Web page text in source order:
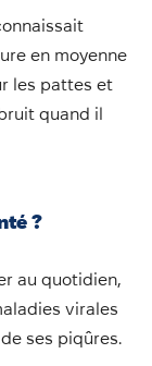
en moyenne
les pattes et
quand il
?
au quotidien,
virales
ses piqûres.